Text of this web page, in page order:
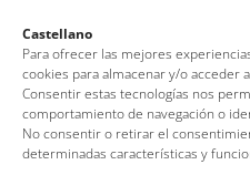
Castellano
Para ofrecer las mejores
cookies para almacenar y/o acceder
Consentir estas tecnologías nos
comportamiento de navegación o
No consentir o retirar el
determinadas características y
Florida
Esmeraldas